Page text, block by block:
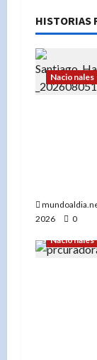
HISTORIAS
Nacionales
2026
0
Nacionales